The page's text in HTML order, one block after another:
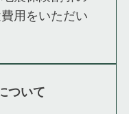
用をいただい
ついて